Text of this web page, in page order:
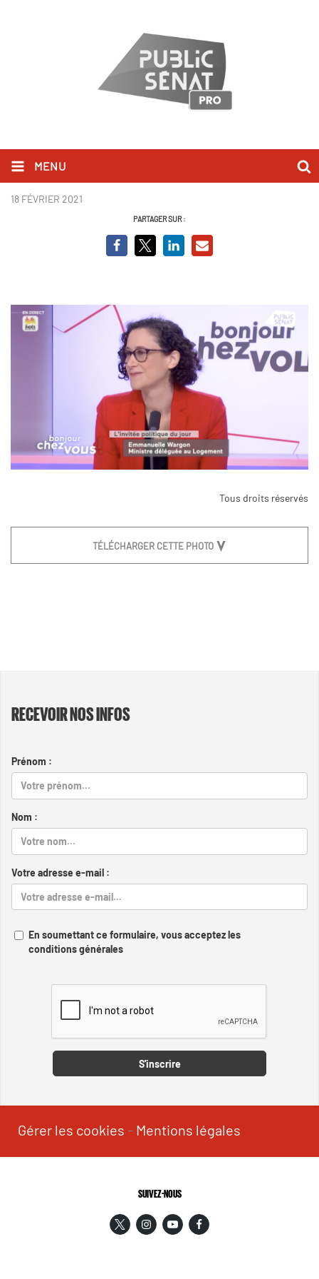
MENU
Emmanuelle Wargon_BCV.png
18 FÉVRIER 2021
PARTAGER SUR :
Tous droits réservés
TÉLÉCHARGER CETTE PHOTO
RECEVOIR NOS INFOS
Prénom :
Nom :
Votre adresse e-mail :
En soumettant ce formulaire, vous acceptez les
conditions générales
S'inscrire
Gérer les cookies - Mentions légales
SUIVEZ-NOUS